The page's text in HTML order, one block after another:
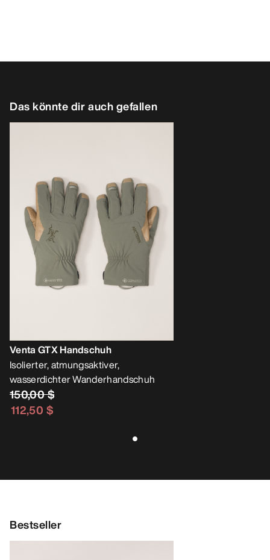
Das könnte dir auch gefallen
Venta GTX Handschuh
Isolierter, atmungsaktiver,
wasserdichter Wanderhandschuh
150,00 $
112,50 $
Bestseller